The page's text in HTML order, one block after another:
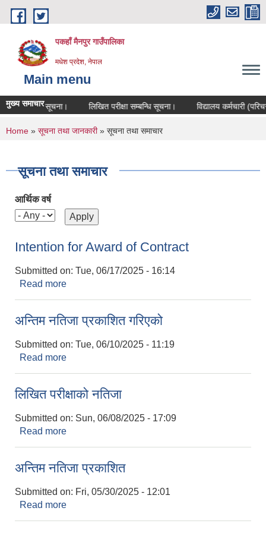
Skip to main content
पकहाँ मैनपुर गाउँपालिका
मधेश प्रदेश, नेपाल
Main menu
मुख्य समाचार
सम्बन्धि सूचना। लिखित परीक्षा सम्बन्धि सूचना। विद्यालय कर्मचारी
You are here
Home » सूचना तथा जानकारी» सूचना तथा समाचार
सूचना तथा समाचार
आर्थिक वर्ष
Intention for Award of Contract
Submitted on: Tue, 06/17/2025 - 16:14
Read more
अन्तिम नतिजा प्रकाशित गरिएको
Submitted on: Tue, 06/10/2025 - 11:19
Read more
लिखित परीक्षाको नतिजा
Submitted on: Sun, 06/08/2025 - 17:09
Read more
अन्तिम नतिजा प्रकाशित
Submitted on: Fri, 05/30/2025 - 12:01
Read more